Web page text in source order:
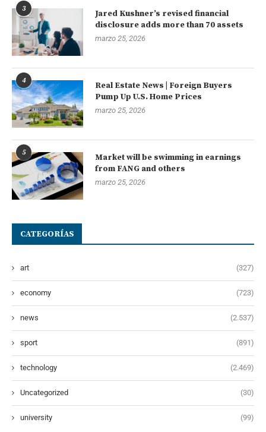
3
Jared Kushner’s revised financial
disclosure adds more than 70 assets
marzo 25, 2026
4
Real Estate News | Foreign Buyers
Pump Up U.S. Home Prices
marzo 25, 2026
5
Market will be swimming in earnings
from FANG and others
marzo 25, 2026
CATEGORÍAS
art (327)
economy (723)
news (2.537)
sport (891)
technology (2.469)
Uncategorized (30)
university (99)